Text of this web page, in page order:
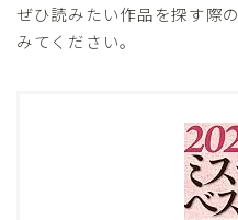
ぜひ読みたい作品を探す際
みてください。